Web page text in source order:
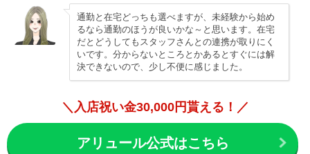
通勤と在宅どっちも選べますが、未経験から始め
るなら通勤のほうが良いかな～と思います。在宅
だとどうしてもスタッフさんとの連携が取りにく
いです。分からないところとかあるとすぐには解
決できないので、少し不便に感じました。
＼入店祝い金30,000円貰える！／
アリュール公式はこちら